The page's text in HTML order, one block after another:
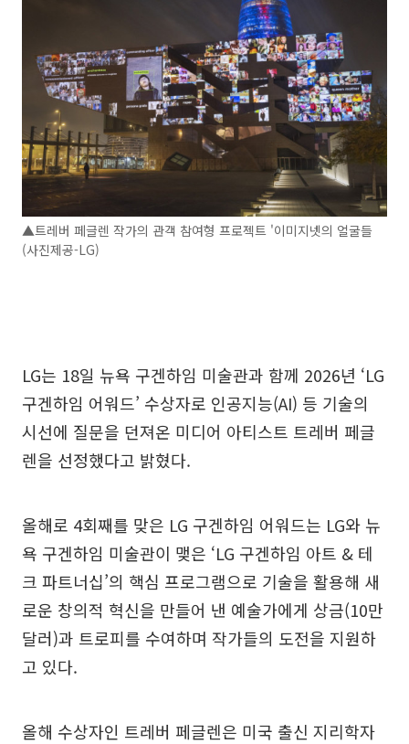
▲트레버 페글렌 작가의 관객 참여형 프로젝트 '이미지넷의 얼굴들
(사진제공-LG)
LG는 18일 뉴욕 구겐하임 미술관과 함께 2026년 ‘LG
구겐하임 어워드’ 수상자로 인공지능(AI) 등 기술의
시선에 질문을 던져온 미디어 아티스트 트레버 페글
렌을 선정했다고 밝혔다.
올해로 4회째를 맞은 LG 구겐하임 어워드는 LG와 뉴
욕 구겐하임 미술관이 맺은 ‘LG 구겐하임 아트 & 테
크 파트너십’의 핵심 프로그램으로 기술을 활용해 새
로운 창의적 혁신을 만들어 낸 예술가에게 상금(10만
달러)과 트로피를 수여하며 작가들의 도전을 지원하
고 있다.
올해 수상자인 트레버 페글렌은 미국 출신 지리학자